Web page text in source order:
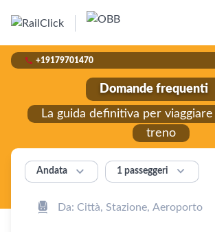
 +19179701470
Domande frequenti
La guida definitiva per
treno
Andata  1 passeggeri 
